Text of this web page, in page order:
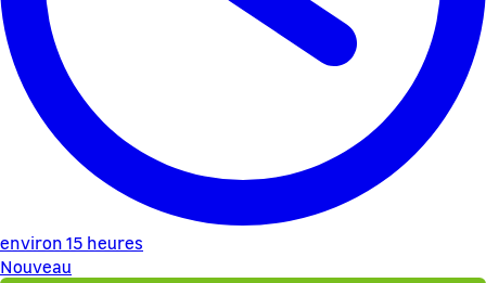
environ 15 heures
Nouveau